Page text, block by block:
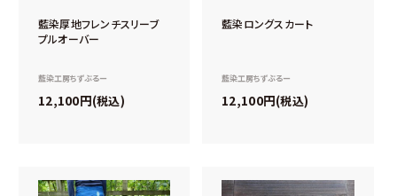
藍染厚地フレンチスリーブ
プルオーバー
藍染工房ちずぶるー
12,100 税込
藍染ロングスカート
藍染工房ちずぶるー
12,100 税込